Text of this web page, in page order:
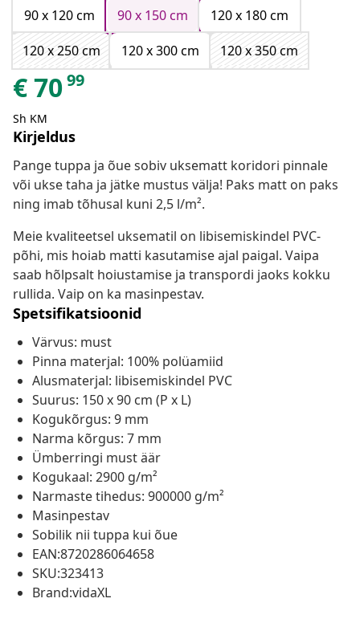
90 x 120 cm
90 x 150 cm
120 x 180 cm
120 x 250 cm
120 x 300 cm 120 x 350 cm
€7099
Sh KM
Kirjeldus
Pange tuppa ja õue sobiv uksematt koridori pinnale
või ukse taha ja jätke mustus välja! Paks matt on paks
ning imab tõhusal kuni 2,5 l/m².
Meie kvaliteetsel uksematil on libisemiskindel PVC-
põhi, mis hoiab matti kasutamise ajal paigal. Vaipa
saab hõlpsalt hoiustamise ja transpordi jaoks kokku
rullida. Vaip on ka masinpestav.
Spetsifikatsioonid
Värvus: must
Pinna materjal: 100% polüamiid
Alusmaterjal: libisemiskindel PVC
Suurus: 150 x 90 cm (P x L)
Kogukõrgus: 9 mm
Narma kõrgus: 7 mm
Ümberringi must äär
Kogukaal: 2900 g/m²
Narmaste tihedus: 900000 g/m²
Masinpestav
Sobilik nii tuppa kui õue
EAN:8720286064658
SKU:323413
Brand:vidaXL